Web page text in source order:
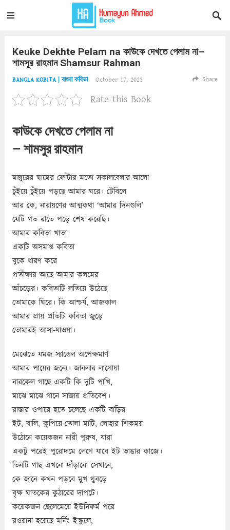
Keuke Dekhte Pelam na কাউকে দেখতে পেলাম না–
শামসুর রাহমান Shamsur Rahman
BANGLA KOBITA | বাংলা কবিতা October 17, 2023 Share
Rate this Book
কাউকে দেখতে পেলাম না
– শামসুর রাহমান
মজুরের ঘামের ফোঁটার মতো সকালবেলার আলো
চুঁইয়ে চুঁইয়ে পড়ছে আমার ঘরে। টেবিলে
আর কে, নারায়ণের আত্মকথা ‘আমার দিনগুলি’
যেটি গত রাতে পড়ে শেষ করেছি।
আমার কবিতা খাতা
একটি অসমাপ্ত কবিতা
বুকে ধারণ করে
প্রতীক্ষায় আছে আমার কলমের
আঁচড়ের। কবিতাটি লতিয়ে উঠেছে
তোমাকে ঘিরে। কি আশ্চর্য, আজকাল
আমার প্রায় প্রতিটি কবিতা জুড়ে
তোমারই আসা-যাওয়া।
মেঝেতে যমজ স্যান্ডেল অপেক্ষমাণ
আমার পায়ের জন্যে। জানলার লাগোয়া
নারকেল গাছে একটি কি দুটি পাখি,
মাঝে মাঝে গানে সাজায় প্রতিবেশ।
রাস্তার ওপারে হতে চলেছে একটি বাড়ির
ইট, বালি, কুপিয়ে-তোলা মাটি, লোহার শিকময়
উঠোনে কয়েকজন নারী পুরুষ, যারা
একটু পরেই পুরোদমে লেগে যাবে ইট ভাঙার কাজে।
তিনটি গাছ এখনো দাঁড়ানো সেখানে,
কে জানে কখন পড়বে মুখ থুবড়ে
বৃক্ষ ঘাতকের কুঠারের দাপটে।
কয়েকজন ছেলেমেয়ে ইউনিফর্ম পরে
রওয়ানা হয়েছে মর্নিং ইস্কুলে,